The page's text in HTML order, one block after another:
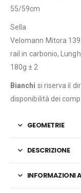
55/59cm
Sella
Velomann Mitora
rail in carbonio,
180g ± 2
Bianchi si riserva il
disponibilità dei
GEOMETRIE
DESCRIZIONE
INFORMAZIONI